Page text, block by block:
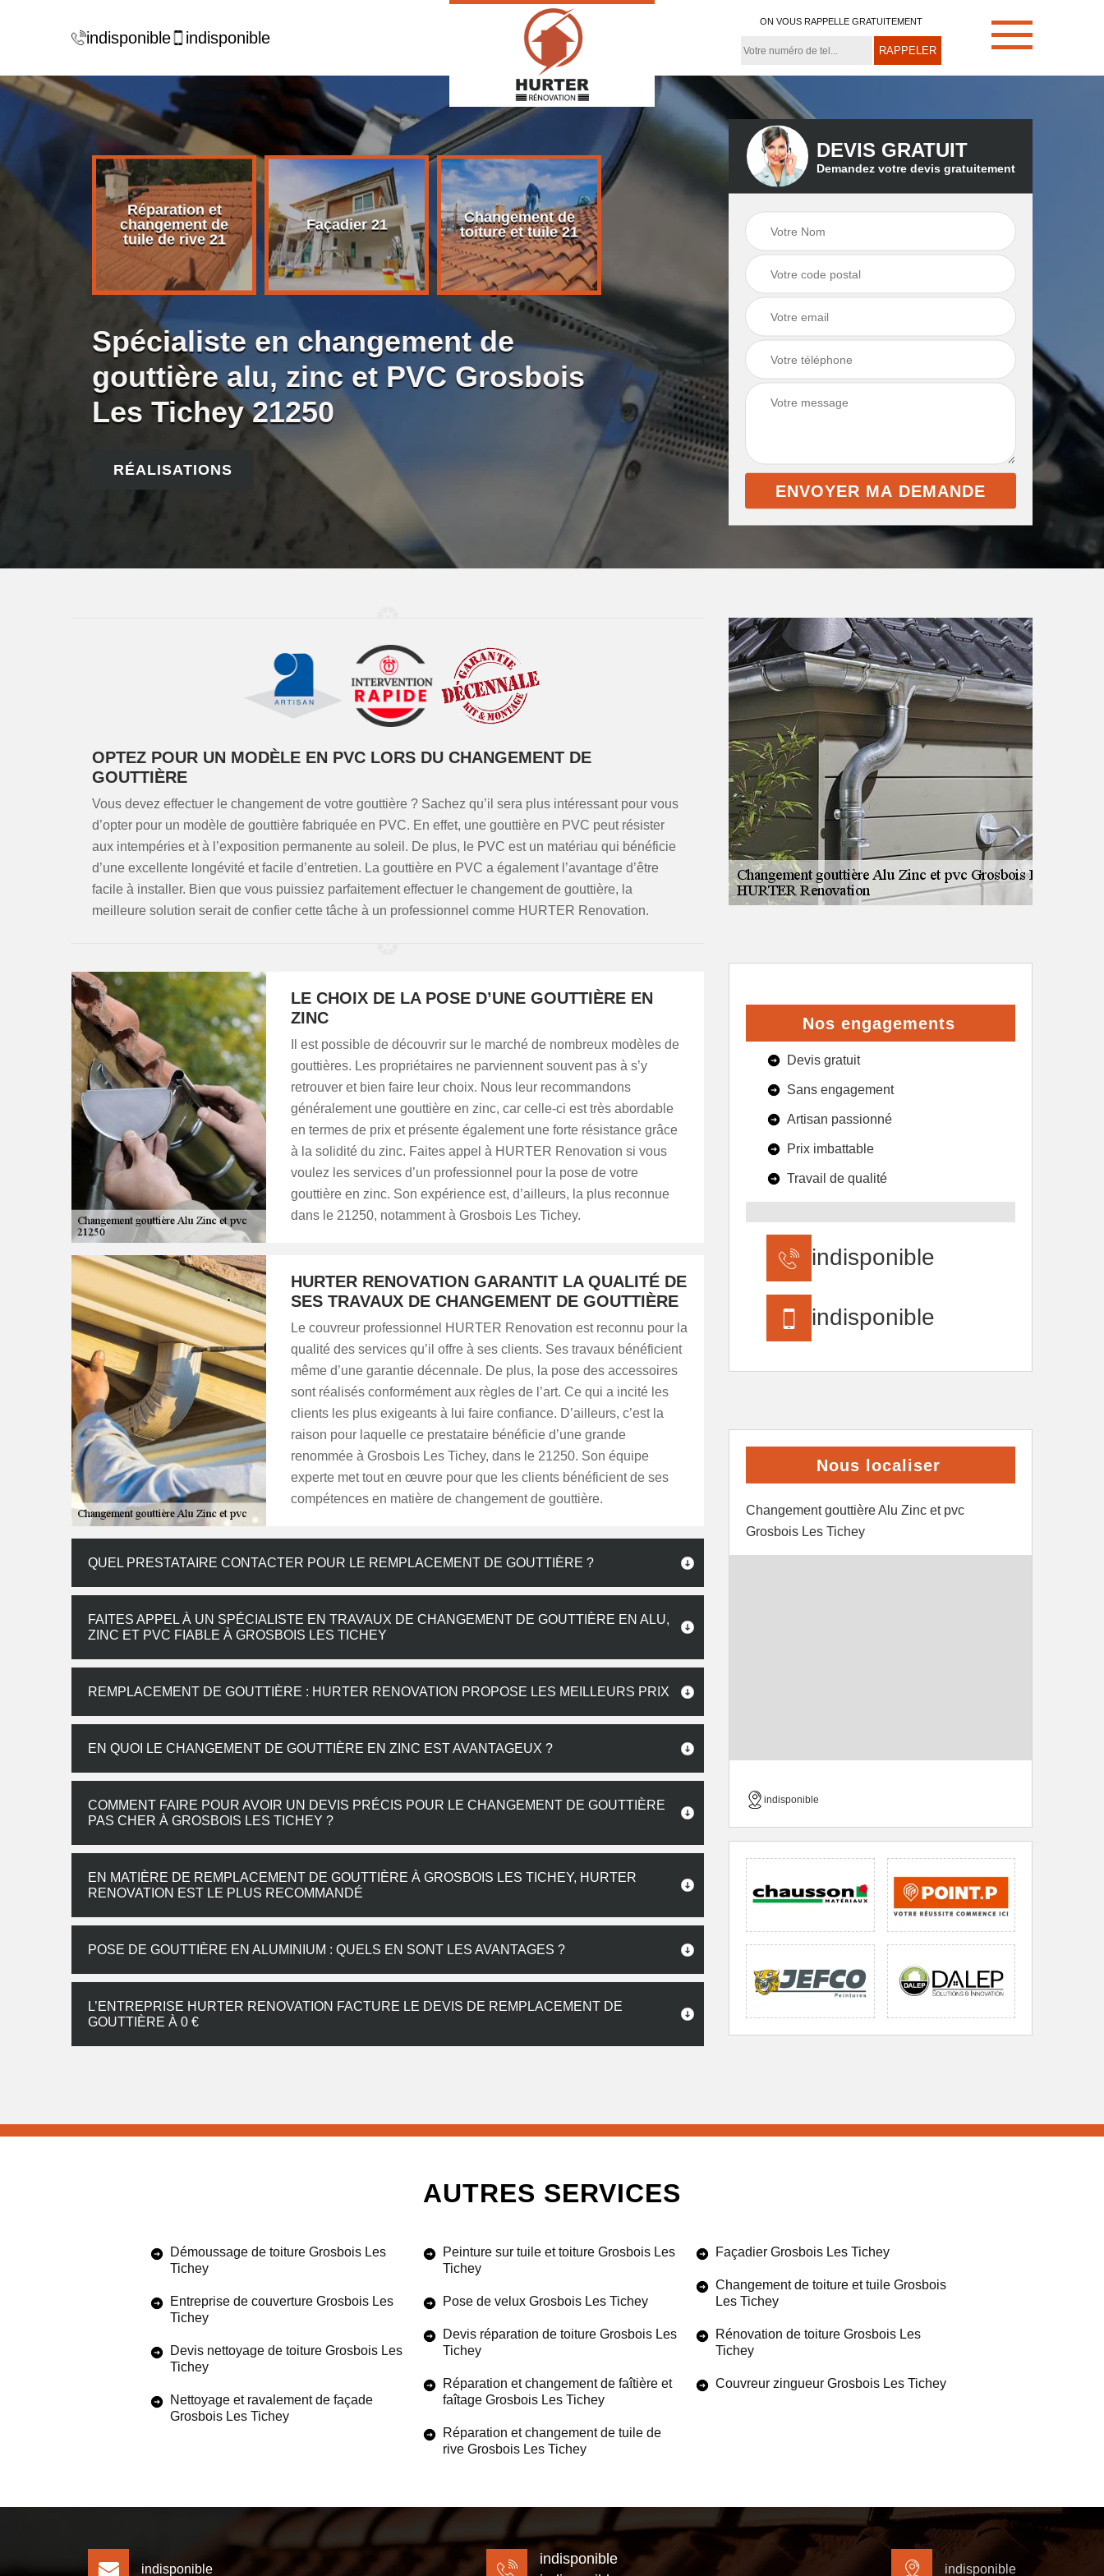
indisponible indisponible
ON VOUS RAPPELLE GRATUITEMENT
de
Réparation et
changement de
tuile de rive 21
Façadier 21
Changement de
toiture et tuile 21
Démoussage de
Couvreur zingueur
Spécialiste en changement de
gouttière alu, zinc et PVC Grosbois
Les Tichey 21250
RÉALISATIONS
DEVIS GRATUIT
Demandez votre devis gratuitement
OPTEZ POUR UN MODÈLE EN PVC LORS DU CHANGEMENT DE
GOUTTIÈRE
Vous devez effectuer le changement de votre gouttière ? Sachez qu’il sera plus intéressant pour vous
d’opter pour un modèle de gouttière fabriquée en PVC. En effet, une gouttière en PVC peut résister
aux intempéries et à l’exposition permanente au soleil. De plus, le PVC est un matériau qui bénéficie
d’une excellente longévité et facile d’entretien. La gouttière en PVC a également l’avantage d’être
facile à installer. Bien que vous puissiez parfaitement effectuer le changement de gouttière, la
meilleure solution serait de confier cette tâche à un professionnel comme HURTER Renovation.
LE CHOIX DE LA POSE D’UNE GOUTTIÈRE EN
ZINC
Il est possible de découvrir sur le marché de nombreux modèles de
gouttières. Les propriétaires ne parviennent souvent pas à s’y
retrouver et bien faire leur choix. Nous leur recommandons
généralement une gouttière en zinc, car celle-ci est très abordable
en termes de prix et présente également une forte résistance grâce
à la solidité du zinc. Faites appel à HURTER Renovation si vous
voulez les services d’un professionnel pour la pose de votre
gouttière en zinc. Son expérience est, d’ailleurs, la plus reconnue
dans le 21250, notamment à Grosbois Les Tichey.
HURTER RENOVATION GARANTIT LA QUALITÉ DE
SES TRAVAUX DE CHANGEMENT DE GOUTTIÈRE
Le couvreur professionnel HURTER Renovation est reconnu pour la
qualité des services qu’il offre à ses clients. Ses travaux bénéficient
même d’une garantie décennale. De plus, la pose des accessoires
sont réalisés conformément aux règles de l’art. Ce qui a incité les
clients les plus exigeants à lui faire confiance. D’ailleurs, c’est la
raison pour laquelle ce prestataire bénéficie d’une grande
renommée à Grosbois Les Tichey, dans le 21250. Son équipe
experte met tout en œuvre pour que les clients bénéficient de ses
compétences en matière de changement de gouttière.
QUEL PRESTATAIRE CONTACTER POUR LE REMPLACEMENT DE GOUTTIÈRE ?
FAITES APPEL À UN SPÉCIALISTE EN TRAVAUX DE CHANGEMENT DE GOUTTIÈRE EN ALU,
ZINC ET PVC FIABLE À GROSBOIS LES TICHEY
REMPLACEMENT DE GOUTTIÈRE : HURTER RENOVATION PROPOSE LES MEILLEURS PRIX
EN QUOI LE CHANGEMENT DE GOUTTIÈRE EN ZINC EST AVANTAGEUX ?
COMMENT FAIRE POUR AVOIR UN DEVIS PRÉCIS POUR LE CHANGEMENT DE GOUTTIÈRE
PAS CHER À GROSBOIS LES TICHEY ?
EN MATIÈRE DE REMPLACEMENT DE GOUTTIÈRE À GROSBOIS LES TICHEY, HURTER
RENOVATION EST LE PLUS RECOMMANDÉ
POSE DE GOUTTIÈRE EN ALUMINIUM : QUELS EN SONT LES AVANTAGES ?
L’ENTREPRISE HURTER RENOVATION FACTURE LE DEVIS DE REMPLACEMENT DE
GOUTTIÈRE À 0 €
Nos engagements
Devis gratuit
Sans engagement
Artisan passionné
Prix imbattable
Travail de qualité
indisponible
indisponible
Nous localiser
Changement gouttière Alu Zinc et pvc
Grosbois Les Tichey
indisponible
AUTRES SERVICES
Démoussage de toiture Grosbois Les
Tichey
Entreprise de couverture Grosbois Les
Tichey
Devis nettoyage de toiture Grosbois Les
Tichey
Nettoyage et ravalement de façade
Grosbois Les Tichey
Peinture sur tuile et toiture Grosbois Les
Tichey
Pose de velux Grosbois Les Tichey
Devis réparation de toiture Grosbois Les
Tichey
Réparation et changement de faîtière et
faîtage Grosbois Les Tichey
Réparation et changement de tuile de
rive Grosbois Les Tichey
Façadier Grosbois Les Tichey
Changement de toiture et tuile Grosbois
Les Tichey
Rénovation de toiture Grosbois Les
Tichey
Couvreur zingueur Grosbois Les Tichey
indisponible
indisponible
indisponible